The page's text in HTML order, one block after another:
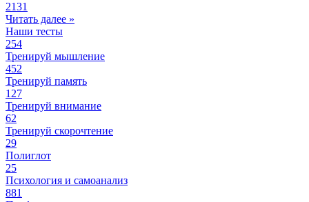
2131
Читать далее »
Наши тесты
254
Тренируй мышление
452
Тренируй память
127
Тренируй внимание
62
Тренируй скорочтение
29
Полиглот
25
Психология и самоанализ
881